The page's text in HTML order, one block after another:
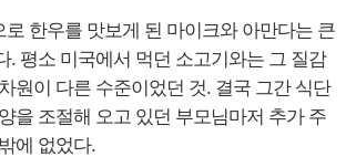
로 한우를 맛보게 된 마이크와 아만다는 큰
. 평소 미국에서 먹던 소고기와는 그 질감
원이 다른 수준이었던 것. 결국 그간 식단
을 조절해 오고 있던 부모님마저 추가 주
에 없었다.